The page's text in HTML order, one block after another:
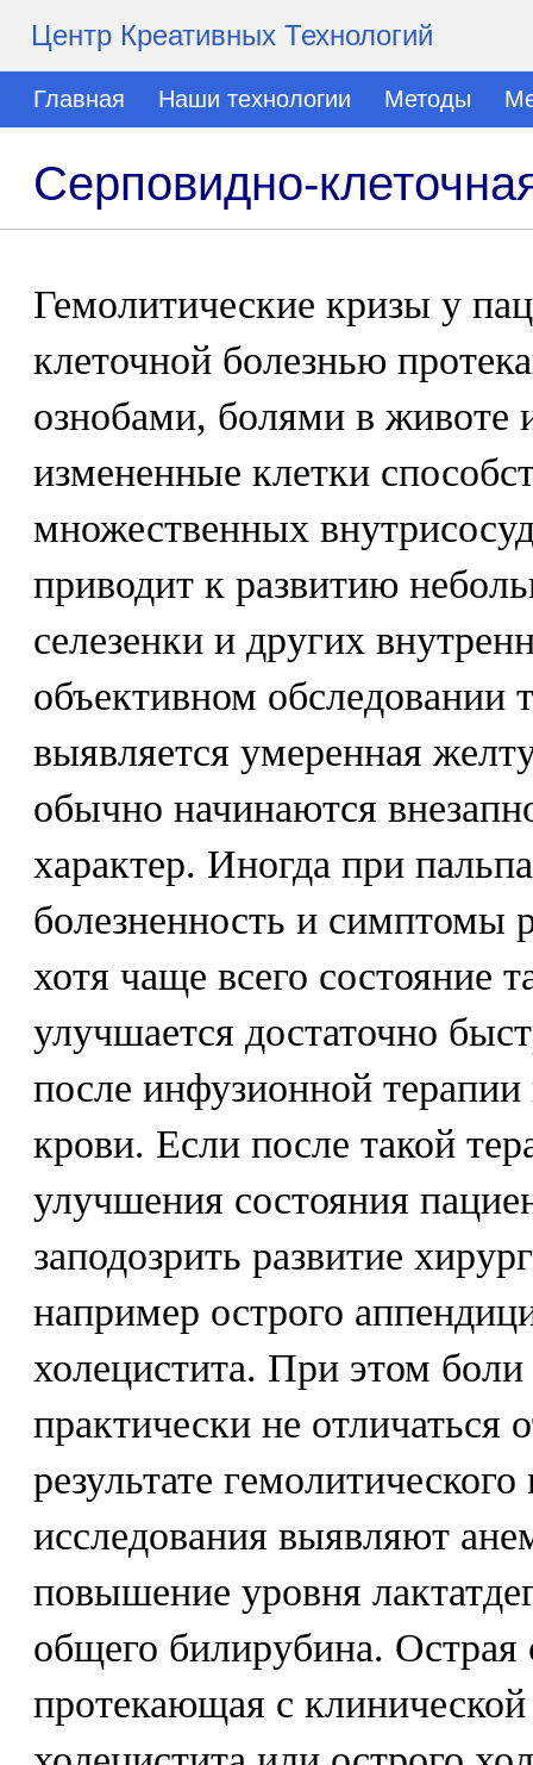
Центр Креативных Технологий
Главная Наши технологии Методы
Серповидно-
Гемолитические кризы у
клеточной болезнью
ознобами, болями в животе
измененные клетки
множественных
приводит к развитию
селезенки и других
объективном обследовании
выявляется умеренная
обычно начинаются
характер. Иногда при
болезненность и
хотя чаще всего состояние
улучшается достаточно
после инфузионной
крови. Если после такой
улучшения состояния
заподозрить развитие
например острого
холецистита. При этом
практически не
результате
исследования выявляют
повышение уровня
общего билирубина. Острая
протекающая с клинической